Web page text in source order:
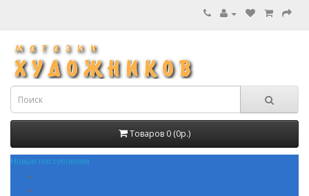
Товаров 0 (0р.)
Новые поступления